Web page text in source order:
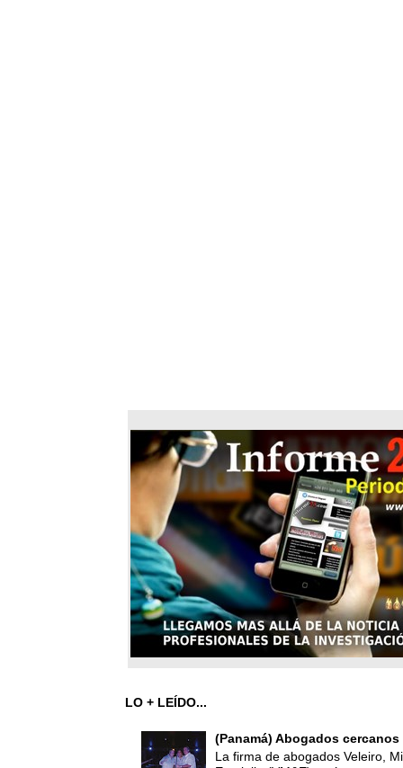
LO + LEÍDO...
(Panamá) Abogados
La firma de abogados Veleiro,